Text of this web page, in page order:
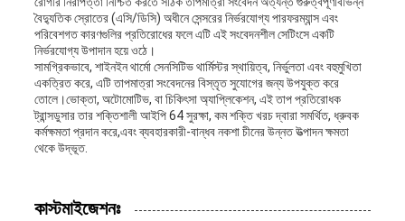
বৈদ্যুতিক স্রোতের (এসি/ডিসি) অধীনে সেন্সরের নির্ভরযোগ্য পারফরম্যান্স এবং
পরিবেশগত কারণগুলির প্রতিরোধের ফলে এটি এই সংবেদনশীল সেটিংসে একটি
নির্ভরযোগ্য উপাদান হয়ে ওঠে।
সামগ্রিকভাবে, শাইনইন থার্মো সেনসিটিভ থার্মিস্টর স্থায়িত্ব, নির্ভুলতা এবং বহুমুখিতা
একত্রিত করে, এটি তাপমাত্রা সংবেদনের বিস্তৃত সুযোগের জন্য উপযুক্ত করে
তোলে।ভোক্তা, অটোমোটিভ, বা চিকিৎসা অ্যাপ্লিকেশন, এই তাপ প্রতিরোধক
ট্রান্সডুসার তার শক্তিশালী আইপি 64 সুরক্ষা, কম শক্তি খরচ দ্বারা সমর্থিত, ধ্রুবক
কর্মক্ষমতা প্রদান করে,এবং ব্যবহারকারী-বান্ধব নকশা চীনের উন্নত উত্পাদন ক্ষমতা
থেকে উদ্ভূত.
কাস্টমাইজেশনঃ